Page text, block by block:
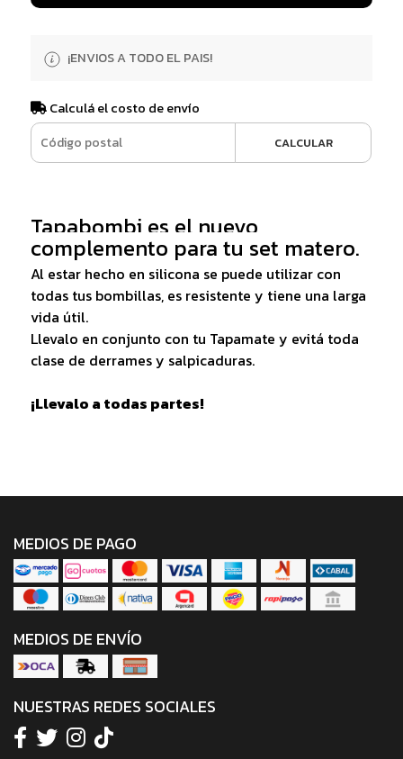
¡ENVIOS A TODO EL PAIS!
Calculá el costo de envío
CALCULAR
Tapabombi es el nuevo
complemento para tu set matero.
Al estar hecho en silicona se puede utilizar con
todas tus bombillas, es resistente y tiene una larga
vida útil.
Llevalo en conjunto con tu Tapamate y evitá toda
clase de derrames y salpicaduras.
¡Llevalo a todas partes!
MEDIOS DE PAGO
MEDIOS DE ENVÍO
NUESTRAS REDES SOCIALES